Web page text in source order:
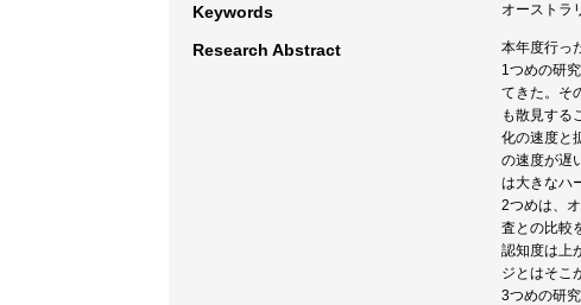
Keywords オーストラ
Research Abstract
本年度行っ
1つめの研
てきた。そ
も散見する
化の速度と
の速度が遅
は大きなハ
2つめは、
査との比較
認知度は上
ジとはそこ
3つめの研